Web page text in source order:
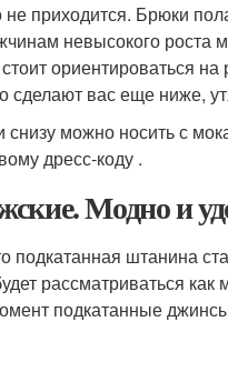
приходится. Брюки
невысокого роста
ориентироваться
сделают вас еще ниже,
можно носить с
дресс-коду .
Модно и
подкатанная штанина
рассматриваться
подкатанные